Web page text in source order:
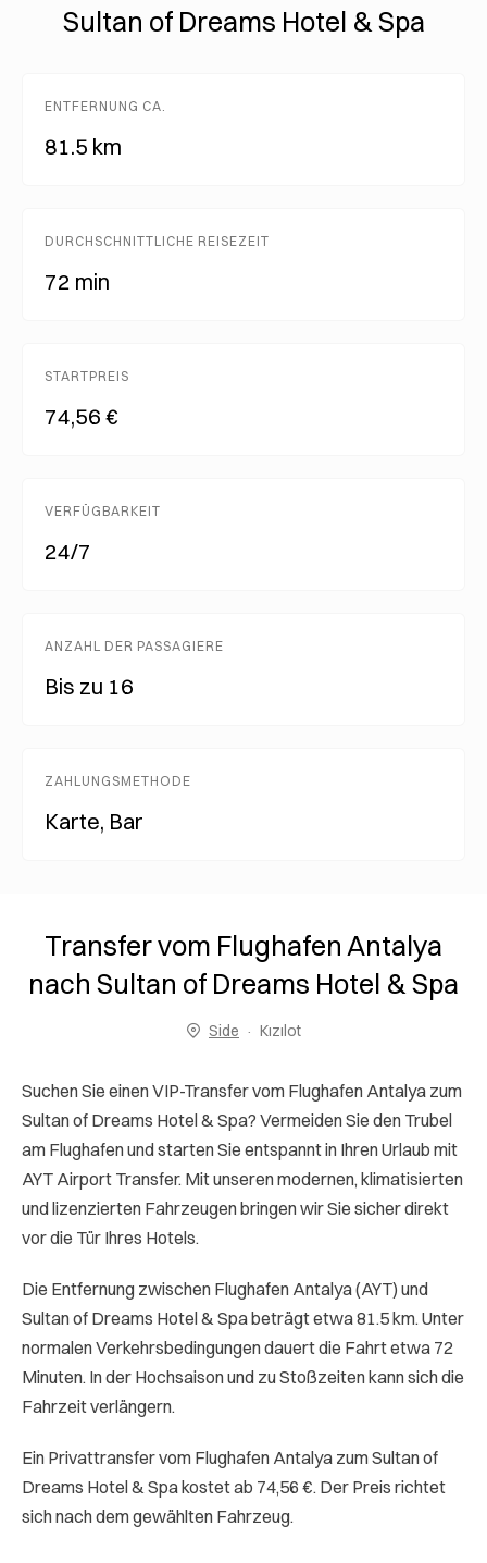
Sultan of Dreams Hotel & Spa
ENTFERNUNG CA.
81.5 km
DURCHSCHNITTLICHE REISEZEIT
72 min
STARTPREIS
74,56 €
VERFÜGBARKEIT
24/7
ANZAHL DER PASSAGIERE
Bis zu 16
ZAHLUNGSMETHODE
Karte, Bar
Transfer vom Flughafen Antalya
nach Sultan of Dreams Hotel & Spa
Side Kızılot
Suchen Sie einen VIP-Transfer vom Flughafen Antalya zum
Sultan of Dreams Hotel & Spa? Vermeiden Sie den Trubel
am Flughafen und starten Sie entspannt in Ihren Urlaub mit
AYT Airport Transfer. Mit unseren modernen, klimatisierten
und lizenzierten Fahrzeugen bringen wir Sie sicher direkt
vor die Tür Ihres Hotels.
Die Entfernung zwischen Flughafen Antalya (AYT) und
Sultan of Dreams Hotel & Spa beträgt etwa 81.5 km. Unter
normalen Verkehrsbedingungen dauert die Fahrt etwa 72
Minuten. In der Hochsaison und zu Stoßzeiten kann sich die
Fahrzeit verlängern.
Ein Privattransfer vom Flughafen Antalya zum Sultan of
Dreams Hotel & Spa kostet ab 74,56 €. Der Preis richtet
sich nach dem gewählten Fahrzeug.